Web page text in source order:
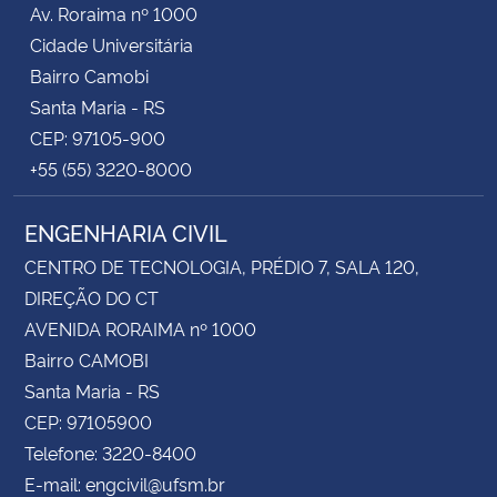
Av. Roraima nº 1000
Cidade Universitária
Bairro Camobi
Santa Maria - RS
CEP: 97105-900
+55 (55) 3220-8000
ENGENHARIA CIVIL
CENTRO DE TECNOLOGIA, PRÉDIO 7, SALA 120,
DIREÇÃO DO CT
AVENIDA RORAIMA nº 1000
Bairro CAMOBI
Santa Maria - RS
CEP: 97105900
Telefone: 3220-8400
E-mail: engcivil@ufsm.br